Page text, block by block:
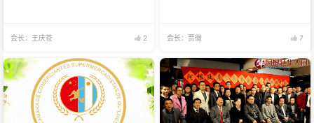
会长：王庆苍 2 会长：贾微 7